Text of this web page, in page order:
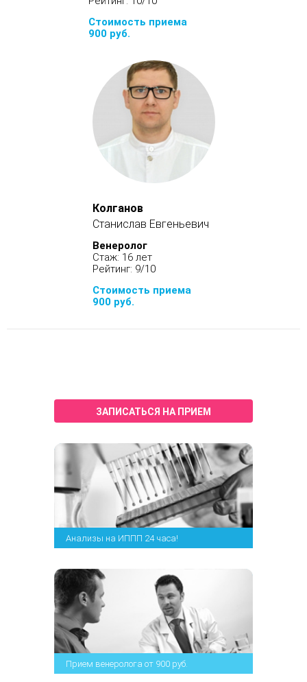
Стоимость приема
900 руб.
Колганов
Станислав Евгеньевич
Венеролог
Стаж: 16 лет
Рейтинг: 9/10
Стоимость приема
900 руб.
ЗАПИСАТЬСЯ НА ПРИЕМ
Анализы на ИППП 24 часа!
Прием венеролога от 900 руб.